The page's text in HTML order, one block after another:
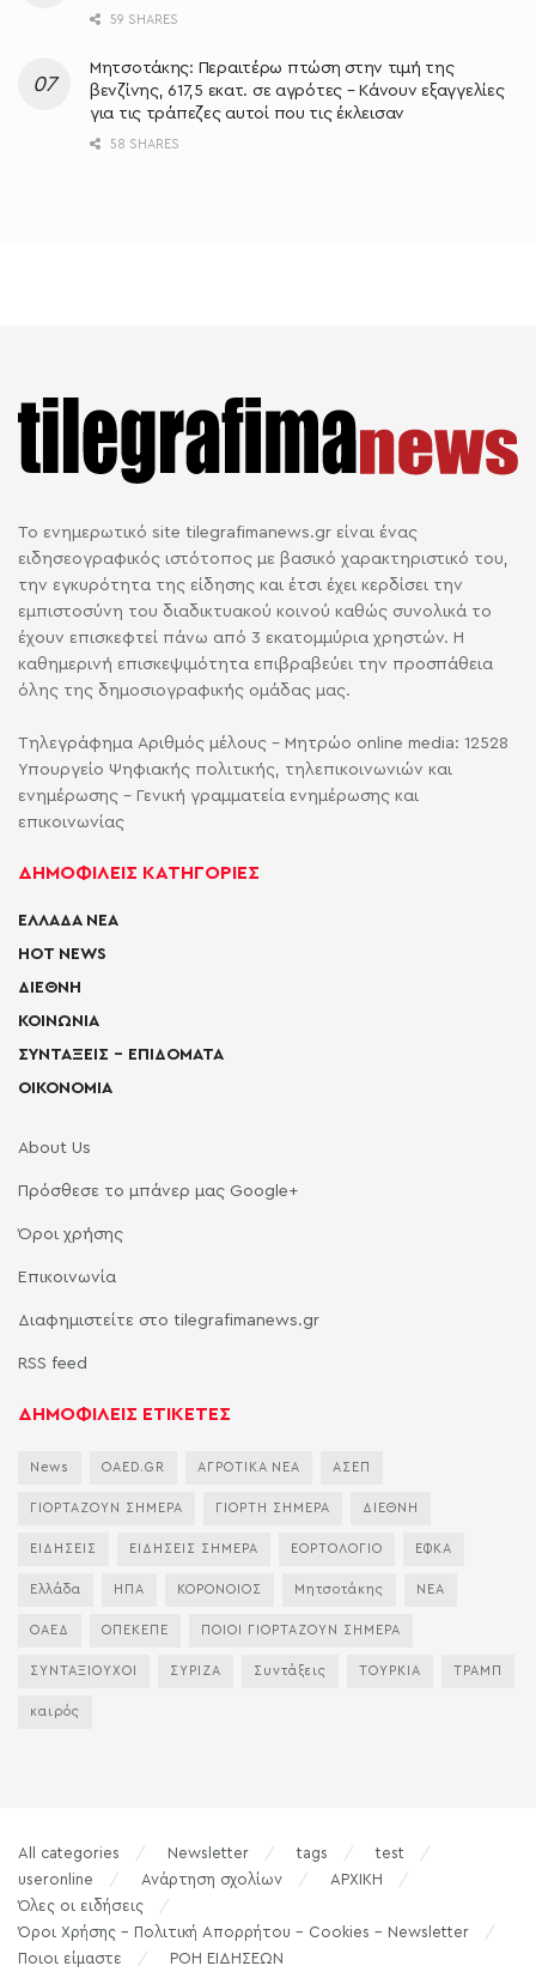
59 SHARES
Μητσοτάκης: Περαιτέρω πτώση στην τιμή της
βενζίνης, 617,5 εκατ. σε αγρότες – Κάνουν εξαγγελίες
για τις τράπεζες αυτοί που τις έκλεισαν
58 SHARES
Το ενημερωτικό site tilegrafimanews.gr είναι ένας
ειδησεογραφικός ιστότοπος με βασικό χαρακτηριστικό του,
την εγκυρότητα της είδησης και έτσι έχει κερδίσει την
εμπιστοσύνη του διαδικτυακού κοινού καθώς συνολικά το
έχουν επισκεφτεί πάνω από 3 εκατομμύρια χρηστών. Η
καθημερινή επισκεψιμότητα επιβραβεύει την προσπάθεια
όλης της δημοσιογραφικής ομάδας μας.
Τηλεγράφημα Αριθμός μέλους - Μητρώο online media: 12528
Υπουργείο Ψηφιακής πολιτικής, τηλεπικοινωνιών και
ενημέρωσης - Γενική γραμματεία ενημέρωσης και
επικοινωνίας
ΔΗΜΟΦΙΛΕΙΣ ΚΑΤΗΓΟΡΙΕΣ
ΕΛΛΑΔΑ ΝΕΑ
HOT NEWS
ΔΙΕΘΝΗ
ΚΟΙΝΩΝΙΑ
ΣΥΝΤΑΞΕΙΣ – ΕΠΙΔΟΜΑΤΑ
ΟΙΚΟΝΟΜΙΑ
About Us
Πρόσθεσε το μπάνερ μας Google+
Όροι χρήσης
Επικοινωνία
Διαφημιστείτε στο tilegrafimanews.gr
RSS feed
ΔΗΜΟΦΙΛΕΙΣ ΕΤΙΚΕΤΕΣ
News OAED.GR ΑΓΡΟΤΙΚΑ ΝΕΑ ΑΣΕΠ
ΓΙΟΡΤΑΖΟΥΝ ΣΗΜΕΡΑ ΓΙΟΡΤΗ ΣΗΜΕΡΑ ΔΙΕΘΝΗ
ΕΙΔΗΣΕΙΣ ΕΙΔΗΣΕΙΣ ΣΗΜΕΡΑ ΕΟΡΤΟΛΟΓΙΟ ΕΦΚΑ
Ελλάδα ΗΠΑ ΚΟΡΟΝΟΙΟΣ Μητσοτάκης ΝΕΑ
ΟΑΕΔ ΟΠΕΚΕΠΕ ΠΟΙΟΙ ΓΙΟΡΤΑΖΟΥΝ ΣΗΜΕΡΑ
ΣΥΝΤΑΞΙΟΥΧΟΙ ΣΥΡΙΖΑ Συντάξεις ΤΟΥΡΚΙΑ ΤΡΑΜΠ
καιρός
All categories Newsletter tags
test
useronline
Ανάρτηση σχολίων
ΑΡΧΙΚΗ
Όλες οι ειδήσεις
Όροι Χρήσης – Πολιτική Απορρήτου – Cookies – Newsletter
Ποιοι είμαστε
ΡΟΗ ΕΙΔΗΣΕΩΝ